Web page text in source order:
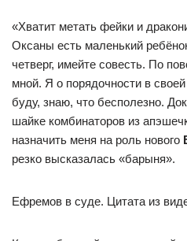
«Хватит метать фейки и
Оксаны есть маленький
четверг, имейте совесть. По
мной. Я о порядочности в
буду, знаю, что бесполезно.
шайке комбинаторов из
назначить меня на роль нового
резко высказалась «барыня».
Ефремов в суде. Цитата из